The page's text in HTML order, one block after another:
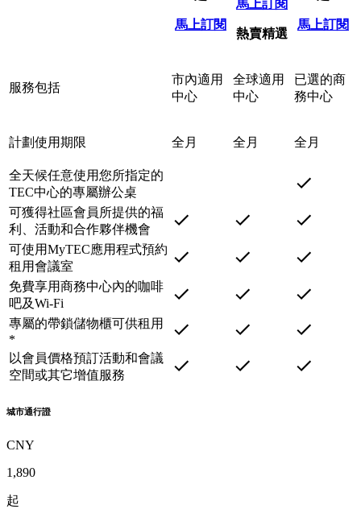
馬上訂閱
馬上訂閱
熱賣精選
馬上訂閱
服務包括
市內適用
中心
全球適用
中心
已選的商
務中心
計劃使用期限 全月 全月 全月
全天候任意使用您所指定的
TEC中心的專屬辦公桌
可獲得社區會員所提供的福
利、活動和合作夥伴機會
可使用MyTEC應用程式預約
租用會議室
免費享用商務中心內的咖啡
吧及Wi-Fi
專屬的帶鎖儲物櫃可供租用
*
以會員價格預訂活動和會議
空間或其它增值服務
城市通行證
CNY
1,890
起